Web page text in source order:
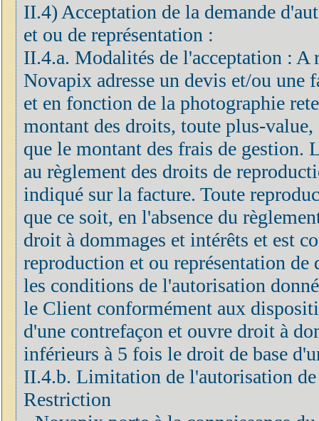
II.4) Acceptation de la demande
et ou de représentation :
II.4.a. Modalités de l'acceptation : A
Novapix adresse un devis et/ou une
et en fonction de la photographie
montant des droits, toute plus-
que le montant des frais de gestion.
au règlement des droits de
indiqué sur la facture. Toute
que ce soit, en l'absence du
droit à dommages et intérêts et est
reproduction et ou représentation de
les conditions de l'autorisation
le Client conformément aux
d'une contrefaçon et ouvre droit à
inférieurs à 5 fois le droit de base
II.4.b. Limitation de l'autorisation
Restriction